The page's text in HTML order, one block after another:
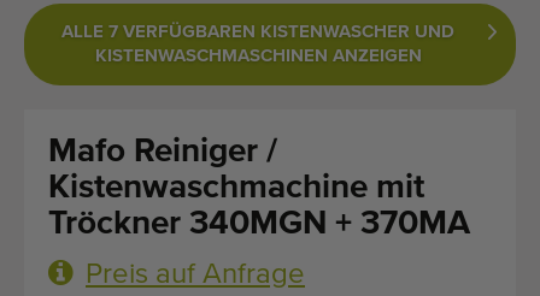
Importieren einer Maschine
Automaten
Uber uns
FAQ
ALLE 7 VERFÜGBAREN KISTENWASCHER UND
KISTENWASCHMASCHINEN ANZEIGEN
Mafo Reiniger /
Kistenwaschmachine mit
Tröckner 340MGN + 370MA
Preis auf Anfrage